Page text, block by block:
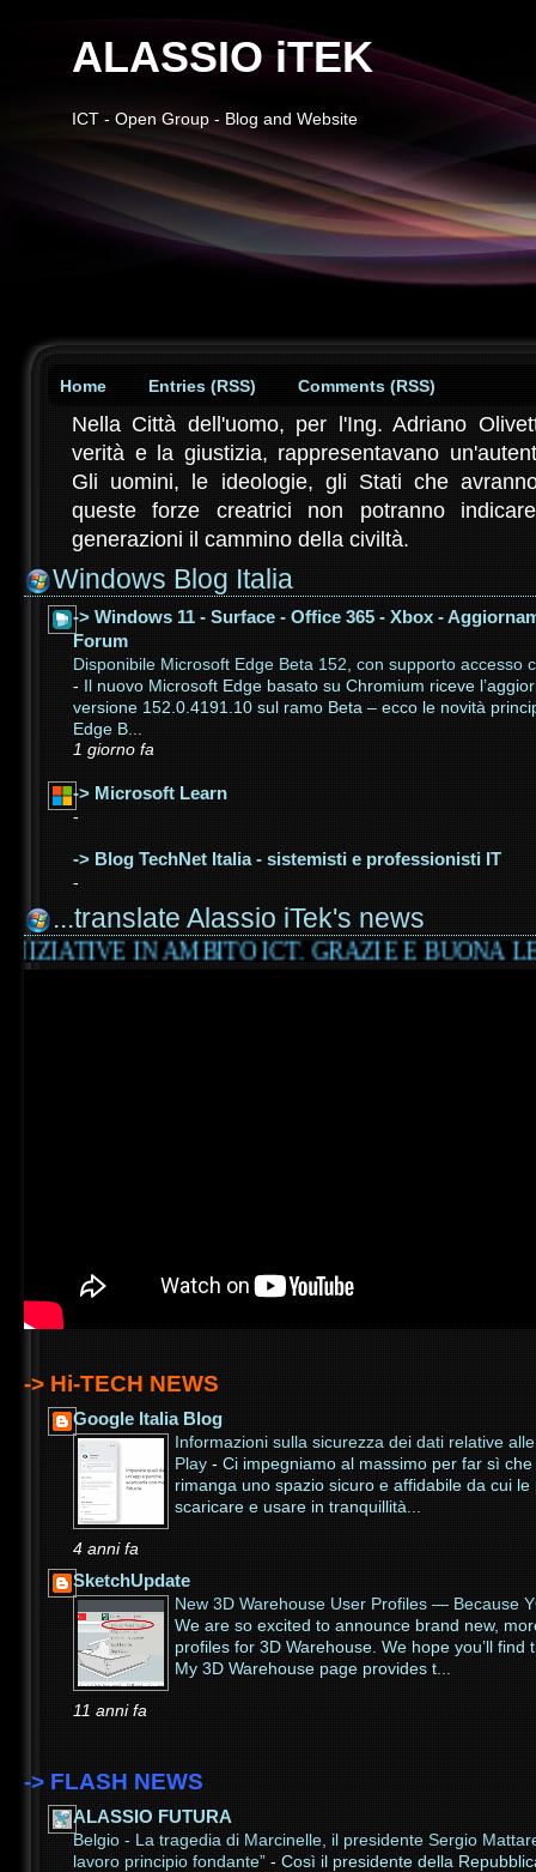
ALASSIO iTEK
ICT - Open Group - Blog and Website
Home Entries (RSS) Comments (RSS)
Nella Città dell'uomo, per l'Ing. Adriano
verità e la giustizia, rappresentavano
Gli uomini, le ideologie, gli Stati che
queste forze creatrici non potranno
generazioni il cammino della civiltà.
Windows Blog Italia
-> Windows 11 - Surface - Office 365 - Xbox -
Forum
Disponibile Microsoft Edge Beta 152, con supporto accesso
- Il nuovo Microsoft Edge basato su Chromium riceve
versione 152.0.4191.10 sul ramo Beta – ecco le novità
Edge B...
1 giorno fa
-> Microsoft Learn
-
-> Blog TechNet Italia - sistemisti e professionisti IT
-
...translate Alassio iTek's news
IN AMBITO ICT. GRAZIE E BUONA LETTURA
-> Hi-TECH NEWS
Google Italia Blog
Informazioni sulla sicurezza dei dati relative
Play - Ci impegniamo al massimo per far sì
rimanga uno spazio sicuro e affidabile da cui
scaricare e usare in tranquillità...
4 anni fa
SketchUpdate
New 3D Warehouse User Profiles — Because
We are so excited to announce brand new,
profiles for 3D Warehouse. We hope you’ll find
My 3D Warehouse page provides t...
11 anni fa
-> FLASH NEWS
ALASSIO FUTURA
Belgio - La tragedia di Marcinelle, il presidente Sergio
lavoro principio fondante” - Così il presidente della